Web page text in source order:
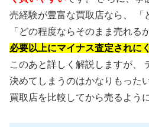
売経験が豊富な買取店なら、 「
「どの程度ならそのまま売れる
必要以上にマイナス査定されに
このあと詳しく解説しますが、
決めてしまうのはかなりもった
買取店を比較してから売るよう